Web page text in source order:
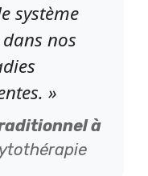
système
nos
»
à